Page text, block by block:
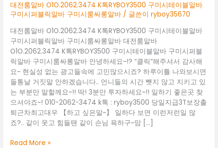
대전룸알바 O1O.2062.3474 K톡RYBOY3500 구미시테이블알바
구미시퍼블릭알바 구미시룸싸롱알바 / 글쓴이ryboy35670
대전룸알바 O1O.2062.3474 K톡RYBOY3500 구미시테이블알바
구미시퍼블릭알바 구미시룸싸롱알바 대전룸알바
O1O.2062.3474 K톡RYBOY3500 구미시테이블알바 구미시퍼블
릭알바 구미시룸싸롱알바 안녕하세요~!? “클릭”해주셔서 감사해
요~ 현실성 없는 광고들속에 고민많으시죠? 하루이틀 나와보시면
들통날 거짓말 안하겠습니다.. 언니들의 시간 뺏지 않고 지키고 있
는 부분만 말할께요~!! 딱! 3분만 투자하세요~!! 일하기 좋은곳 찾
으셔야죠~! 010-2062-3474 k톡 : ryboy3500 당일지급3T보장출
퇴근차최고대우 【하고 싶은말~】 일하다 보면 이런저런일 많
죠?.. 같이 웃고 힘들땐 같이 손님 욕하구~맘 […]
대
Read More »